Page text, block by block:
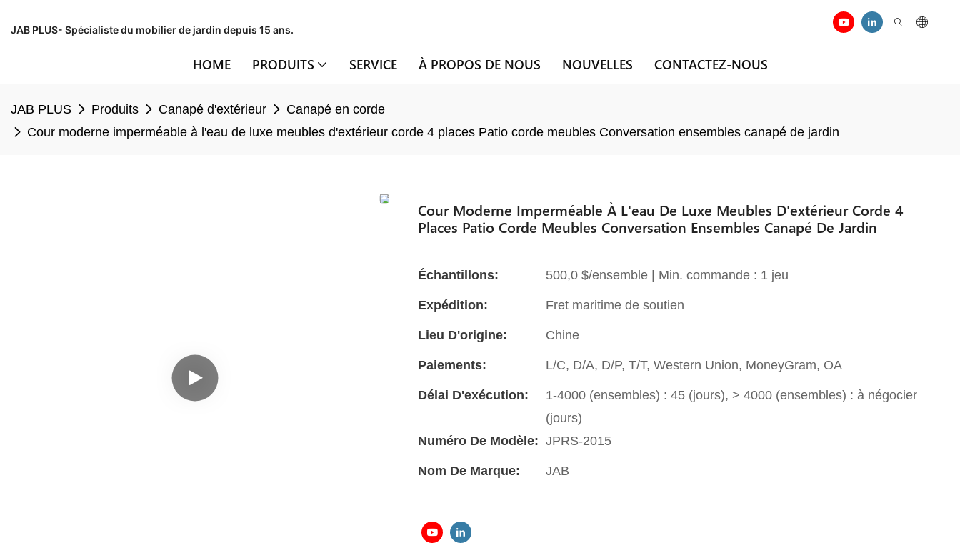
JAB PLUS- Spécialiste du mobilier de jardin depuis 15 ans.
HOME PRODUITS SERVICE À PROPOS DE NOUS NOUVELLES CONTACTEZ-NOUS
JAB PLUS Produits Canapé d'extérieur
Canapé en corde
Cour moderne imperméable à l'eau de luxe meubles d'extérieur corde 4 places Patio corde meubles Conversation ensembles canapé de jardin
Cour Moderne Imperméable À L'eau De Luxe Meubles D'extérieur Corde 4
Places Patio Corde Meubles Conversation Ensembles Canapé De Jardin
Échantillons: 500,0 $/ensemble | Min. commande : 1 jeu
Expédition: Fret maritime de soutien
Lieu D'origine: Chine
Paiements: L/C, D/A, D/P, T/T, Western Union, MoneyGram, OA
Délai D'exécution:
1-4000 (ensembles) : 45 (jours), > 4000 (ensembles) : à négocier
(jours)
Numéro De Modèle: JPRS-2015
Nom De Marque: JAB